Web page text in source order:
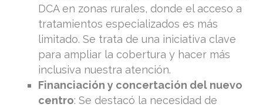
DCA en zonas rurales, donde el acceso a
tratamientos especializados es más
limitado. Se trata de una iniciativa clave
para ampliar la cobertura y hacer más
inclusiva nuestra atención.
Financiación y concertación del nuevo
centro: Se destacó la necesidad de